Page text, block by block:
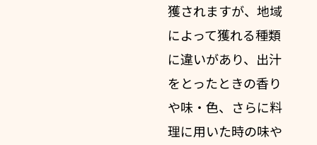
獲されますが、地域
によって獲れる種類
に違いがあり、出汁
をとったときの香り
や味・色、さらに料
理に用いた時の味や